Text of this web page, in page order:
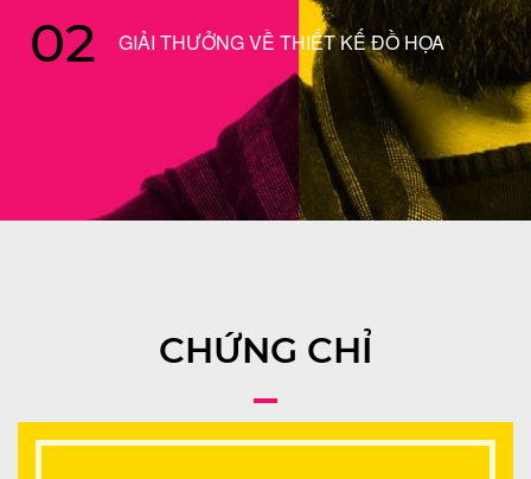
02 GIẢI THƯỞNG VỀ THIẾT KẾ ĐỒ HỌA
CHỨNG CHỈ